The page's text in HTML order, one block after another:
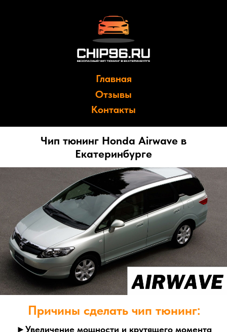
Главная
Отзывы
Контакты
Чип тюнинг Honda Airwave в
Екатеринбурге
►Увеличение мощности и крутящего момента
►Хорошая отзывчивость, уменьшение турбоямы
►Отключение ограничения максимальной скорости
►Отключение контроля катализаторов
►Отключение продувки катализаторов (SAP)
►Отключение EGR, DPF, ADBLUE и др.
►Увеличение оборотов холостого хода для
Причины сделать чип тюнинг: